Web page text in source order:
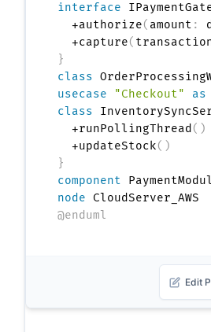
interface
  +authorize
( amount :
  +capture
(
}
class
usecase
"Checkout" as
class
  +runPollingThread
( )
  +updateStock
( )
}
component
node
@enduml
Edit